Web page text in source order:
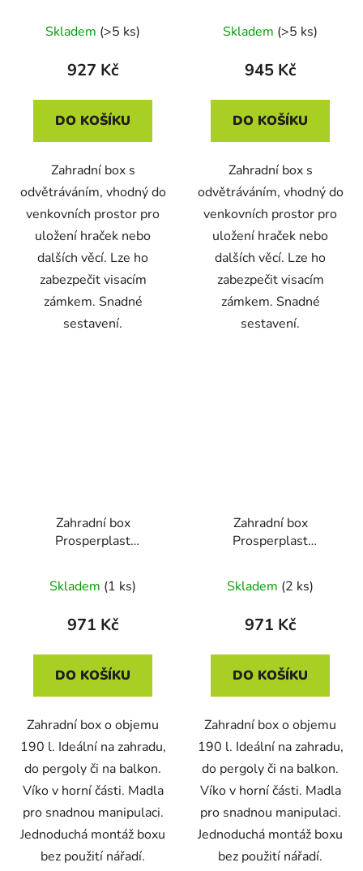
280L
Skladem (>5 ks)
927 Kč
DO KOŠÍKU
Zahradní box s
odvětráváním, vhodný do
venkovních prostor pro
uložení hraček nebo
dalších věcí. Lze ho
zabezpečit visacím
zámkem. Snadné
sestavení.
280L
Skladem (>5 ks)
945 Kč
DO KOŠÍKU
Zahradní box s
odvětráváním, vhodný do
venkovních prostor pro
uložení hraček nebo
dalších věcí. Lze ho
zabezpečit visacím
zámkem. Snadné
sestavení.
Zahradní box
Prosperplast
190L
Skladem (1 ks)
971 Kč
DO KOŠÍKU
Zahradní box o objemu
190 l. Ideální na zahradu,
do pergoly či na balkon.
Víko v horní části. Madla
pro snadnou manipulaci.
Jednoduchá montáž boxu
bez použití nářadí.
Zahradní box
Prosperplast
190L
Skladem (2 ks)
971 Kč
DO KOŠÍKU
Zahradní box o objemu
190 l. Ideální na zahradu,
do pergoly či na balkon.
Víko v horní části. Madla
pro snadnou manipulaci.
Jednoduchá montáž boxu
bez použití nářadí.